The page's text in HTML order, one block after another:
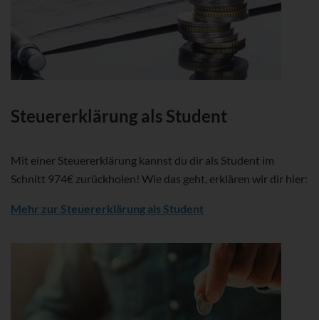
Steuererklärung als Student
Mit einer Steuererklärung kannst du dir als Student im
Schnitt 974€ zurückholen! Wie das geht, erklären wir dir hier:
Mehr zur Steuererklärung als Student